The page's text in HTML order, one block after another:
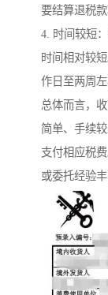
要结算退税款
4. 时间较短
时间相对较
作日至两周左
总体而言，
简单、手续
支付相应税
或委托经验